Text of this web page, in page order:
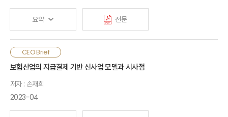
The survey results suggest that insurers’ digital
transformation levels have improved through
COVID-19. However, to achieve market growth and
competitive edges, insurers should maintain
consistency between long-term business plans and
digital transformation strategies, build
exert strong leadership in the digital ecosystem.
The financial authorities should help insurers to
create value-added by realigning regulations
참고하여 정부는 자국 기업 지원을 위한 통상정책을 검토하고,
보험산업은 탄소중립 경제 전환과정에서 지속가능 경영 및 성장
기회 발굴을 도모할 필요가 있음
As novel environmental technologies rise to address
growth engine for the global economy amid the
net-zero transition, industrial policies are introduced
in the EU and the US to foster their leadership in
요약 전문
최근 반려동물보험에 대한 수요는 증가하고 있으나, 진료항목
표준화, 진료부 공개 등 당면과제에 대한 소비자, 보험회사,
활성화가 빠르게 추진되지 못하고 있음. 반려동물보험 활성화를
위해서는 정부 차원의 인프라 구축 노력뿐만 아니라, 보험업계와
수의업계 간 협력 강화를 통해 동물병원의 자발적인 시장진입을
CEO Brief
보험산업의 지급결제 기반 신사업 모델과 시사점
저자 : 손재희
2023-04